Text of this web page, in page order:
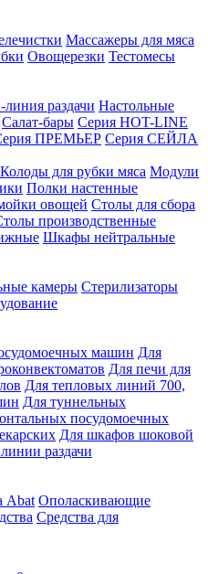
Массажеры для мяса
Овощерезки Тестомесы
раздачи Настольные
Салат-бары Серия HOT-LINE
ПРЕМЬЕР Серия СЕЙЛА
Колоды для рубки мяса Модули
Полки настенные
овощей Столы для сбора
производственные
Шкафы нейтральные
камеры Стерилизаторы
машин Для
Для печи для
Для тепловых линий 700,
Для туннельных
посудомоечных
Для шкафов шоковой
раздачи
Abat Ополаскивающие
Средства для